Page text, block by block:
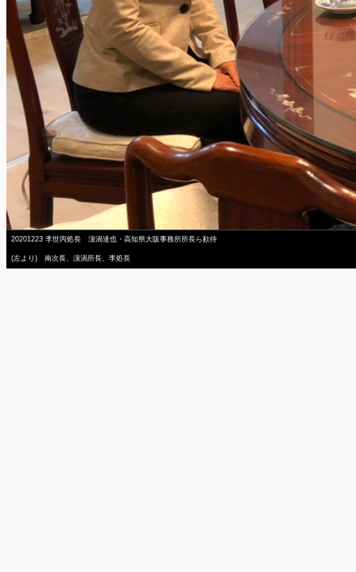
20201223 李世丙処長 濵渦達也・高知県大阪事務所所長ら歓待
(左より) 南次長、濵渦所長、李処長